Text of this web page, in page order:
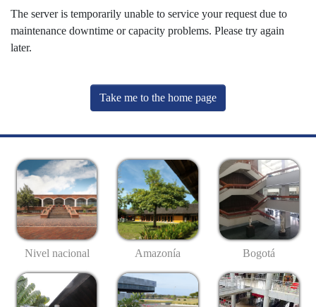
The server is temporarily unable to service your request due to
maintenance downtime or capacity problems. Please try again
later.
Take me to the home page
Nivel nacional Amazonía Bogotá